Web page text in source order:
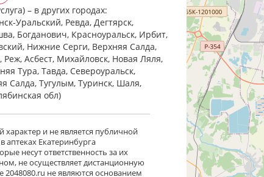
– в других городах:
Уральский, Ревда, Дегтярск,
Богданович, Красноуральск, Ирбит,
Нижние Cерги, Верхняя Салда,
Реж, Асбест, Михайловск, Новая Ляля,
Тура, Тавда, Североуральск,
Салда, Тугулым, Туринск, Шаля,
обл)
и не является публичной
аптеках Екатеринбурга
несут ответственность за их
не осуществляет дистанционную
2048080.ru не являются основанием